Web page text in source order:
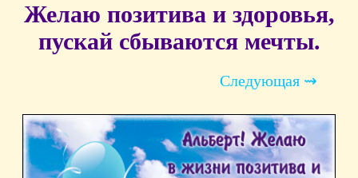
Желаю позитива и здоровья,
пускай сбываются мечты.
Следующая ⇝